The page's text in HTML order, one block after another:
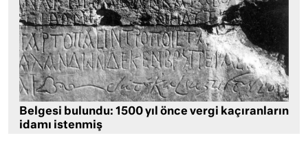
Belgesi bulundu: 1500 yıl önce vergi kaçıranların
idamı istenmiş